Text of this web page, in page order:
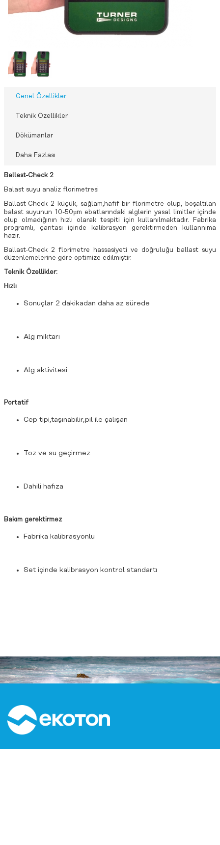
Genel Özellikler
Teknik Özellikler
Dökümanlar
Daha Fazlası
Ballast-Check 2
Balast suyu analiz florimetresi
Ballast-Check 2 küçük, sağlam,hafif bir florimetre olup, boşaltılan
balast suyunun 10-50µm ebatlarındaki alglerin yasal limitler içinde
olup olmadığının hızlı olarak tespiti için kullanılmaktadır. Fabrika
programlı, çantası içinde kalibrasyon gerektirmeden kullannıma
hazır.
Ballast-Check 2 florimetre hassasiyeti ve doğruluğu ballast suyu
düzenlemelerine göre optimize edilmiştir.
Teknik Özellikler:
Hızlı
Sonuçlar 2 dakikadan daha az sürede
Alg miktarı
Alg aktivitesi
Portatif
Cep tipi,taşınabilir,pil ile çalışan
Toz ve su geçirmez
Dahili hafıza
Bakım gerektirmez
Fabrika kalibrasyonlu
Set içinde kalibrasyon kontrol standartı